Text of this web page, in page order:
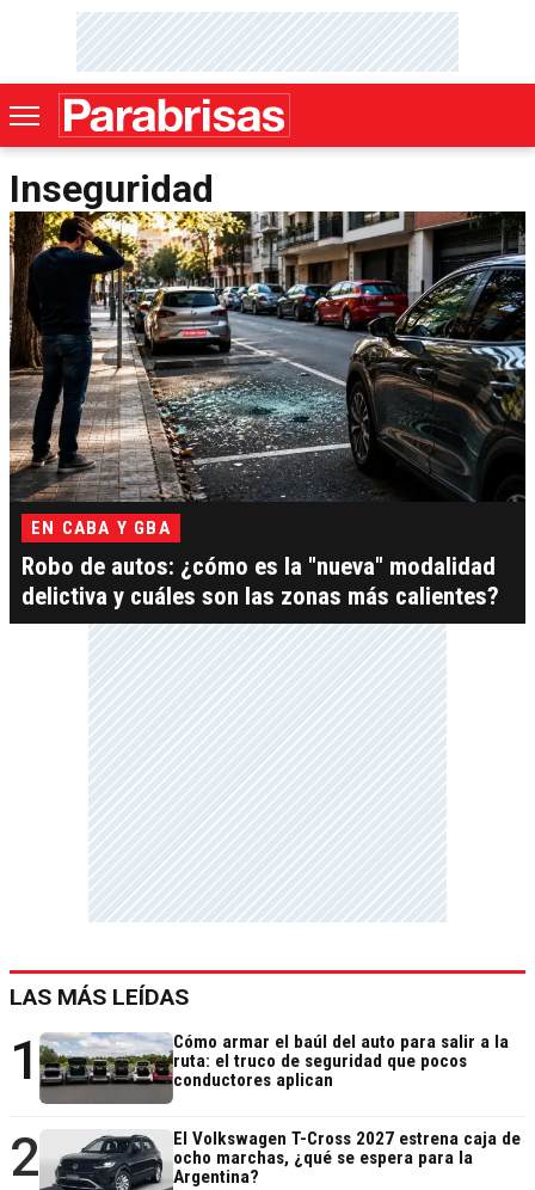
Inseguridad
EN CABA Y GBA
Robo de autos: ¿cómo es la "nueva" modalidad
delictiva y cuáles son las zonas más calientes?
LAS MÁS LEÍDAS
1
Cómo armar el baúl del auto para salir a la
ruta: el truco de seguridad que pocos
conductores aplican
2
El Volkswagen T-Cross 2027 estrena caja de
ocho marchas, ¿qué se espera para la
Argentina?